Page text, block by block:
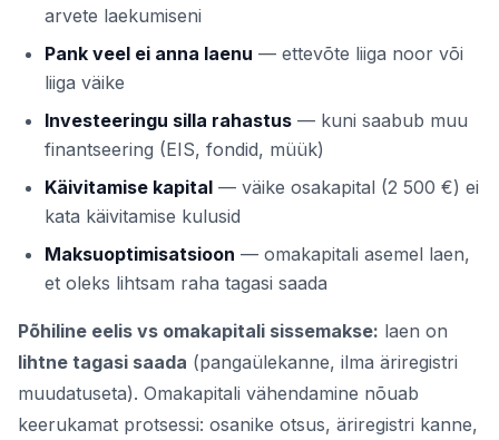
arvete laekumiseni
Pank veel ei anna laenu — ettevõte liiga noor või
liiga väike
Investeeringu silla rahastus — kuni saabub muu
finantseering (EIS, fondid, müük)
Käivitamise kapital — väike osakapital (2 500 €) ei
kata käivitamise kulusid
Maksuoptimisatsioon — omakapitali asemel laen,
et oleks lihtsam raha tagasi saada
Põhiline eelis vs omakapitali sissemakse: laen on
lihtne tagasi saada (pangaülekanne, ilma äriregistri
muudatuseta). Omakapitali vähendamine nõuab
keerukamat protsessi: osanike otsus, äriregistri kanne,